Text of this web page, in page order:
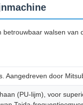
walsen van
Aangedreven door
(PU-lijm), voor